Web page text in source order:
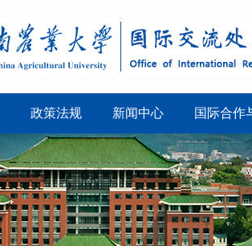
政策法规 新闻中心 国际合作